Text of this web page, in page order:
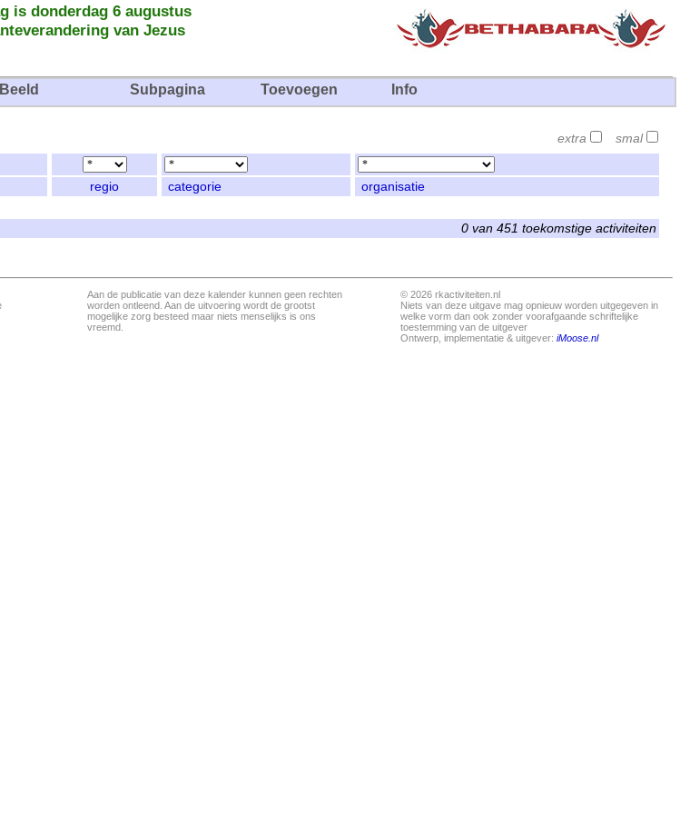
is donderdag 6 augustus
van Jezus
Beeld Subpagina Toevoegen Info
extra smal
regio categorie
organisatie
0 van 451 toekomstige activiteiten
Aan de publicatie van deze kalender kunnen geen rechten
worden ontleend. Aan de uitvoering wordt de grootst
mogelijke zorg besteed maar niets menselijks is ons
vreemd.
© 2026 rkactiviteiten.nl
Niets van deze uitgave mag opnieuw worden uitgegeven in
welke vorm dan ook zonder voorafgaande schriftelijke
toestemming van de uitgever
Ontwerp, implementatie & uitgever: iMoose.nl